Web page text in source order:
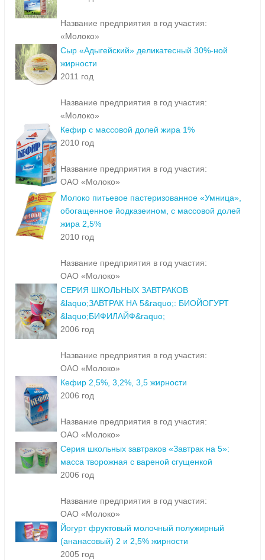
Название предприятия в год участия:
«Молоко»
Сыр «Адыгейский» деликатесный 30%-ной
жирности
2011 год
Название предприятия в год участия:
«Молоко»
Кефир с массовой долей жира 1%
2010 год
Название предприятия в год участия:
ОАО «Молоко»
Молоко питьевое пастеризованное «Умница»,
обогащенное йодказеином, с массовой долей
жира 2,5%
2010 год
Название предприятия в год участия:
ОАО «Молоко»
CЕРИЯ ШКОЛЬНЫХ ЗАВТРАКОВ
&laquo;ЗАВТРАК НА 5&raquo;: БИОЙОГУРТ
&laquo;БИФИЛАЙФ&raquo;
2006 год
Название предприятия в год участия:
ОАО «Молоко»
Кефир 2,5%, 3,2%, 3,5 жирности
2006 год
Название предприятия в год участия:
ОАО «Молоко»
Серия школьных завтраков «Завтрак на 5»:
масса творожная с вареной сгущенкой
2006 год
Название предприятия в год участия:
ОАО «Молоко»
Йогурт фруктовый молочный полужирный
(ананасовый) 2 и 2,5% жирности
2005 год